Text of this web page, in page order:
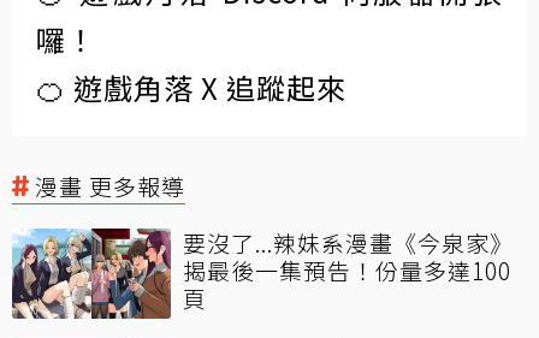
囉！
🍊 遊戲角落 X 追蹤起來
漫畫 更多報導
要沒了...辣妹系漫畫《今泉家》
揭最後一集預告！份量多達100
頁